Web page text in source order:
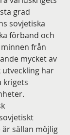
grad
sovjetiska
förband och
från
mycket av
har
krigets
sällan möjlig